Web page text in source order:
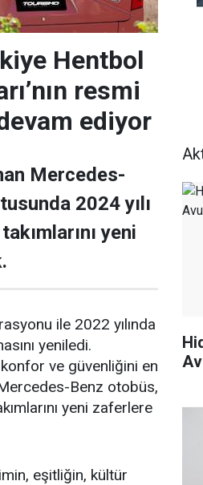
Hentbol
resmi
ediyor
Mercedes-
2024 yılı
yeni
ile 2022 yılında
yeniledi.
ve güvenliğini en
Benz otobüs,
yeni zaferlere
eşitliğin, kültür